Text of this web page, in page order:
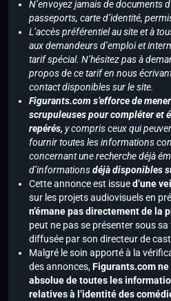
N’envoyez jamais de documents
passeports, carte d’identité,
L’accès préférentiel au site et à
aux demandeurs d’emploi et
tarif spécial. N’hésitez pas à
propos de ce tarif en nous
contact disponibles sur le site.
Figurants.com s’efforce de
scrupuleuses pour compléter et
repérés, y compris ceux qui
fournir toutes les informations
concernant une recherche déjà
d’informationsdéjà disponibles
Cette annonce est issued’une
sur les projets audiovisuels en
n’émane pas directement de la
peut ne pas se présenter sous
diffusée par son directeur de
Malgré le soin apporté à la
des annonces,Figurants.com
absolue de toutes les
relatives à l’identité des